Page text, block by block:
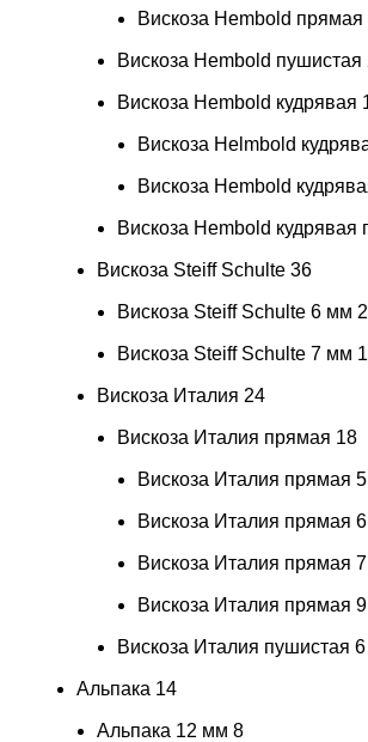
Вискоза Hembold
Вискоза Hembold пушистая
Вискоза Hembold кудрявая
Вискоза Helmbold
Вискоза Hembold
Вискоза Hembold кудрявая
Вискоза Steiff Schulte 36
Вискоза Steiff Schulte 6 мм
Вискоза Steiff Schulte 7 мм
Вискоза Италия 24
Вискоза Италия прямая 18
Вискоза Италия прямая
Вискоза Италия прямая
Вискоза Италия прямая
Вискоза Италия прямая
Вискоза Италия пушистая 6
Альпака 14
Альпака 12 мм 8